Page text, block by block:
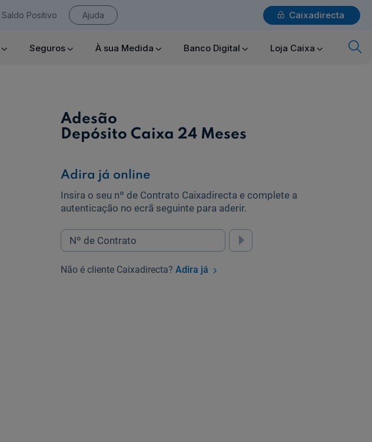
Saldo Positivo Ajuda Caixadirecta
Login
x
Saiba mais sobre a Chave Móvel Digital
Seguros À sua Medida Banco Digital Loja Caixa
Adesão
Depósito Caixa 24 Meses
Adira já online
Insira o seu nº de Contrato Caixadirecta e complete a
autenticação no ecrã seguinte para aderir.
Não é cliente Caixadirecta? Adira já